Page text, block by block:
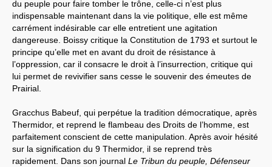
du peuple pour faire tomber le trône, celle-ci n’est plus
indispensable maintenant dans la vie politique, elle est même
carrément indésirable car elle entretient une agitation
dangereuse. Boissy critique la Constitution de 1793 et surtout le
principe qu’elle met en avant du droit de résistance à
l’oppression, car il consacre le droit à l’insurrection, critique qui
lui permet de revivifier sans cesse le souvenir des émeutes de
Prairial.
Gracchus Babeuf, qui perpétue la tradition démocratique, après
Thermidor, et reprend le flambeau des Droits de l’homme, est
parfaitement conscient de cette manipulation. Après avoir hésité
sur la signification du 9 Thermidor, il se reprend très
rapidement. Dans son journal Le Tribun du peuple, Défenseur